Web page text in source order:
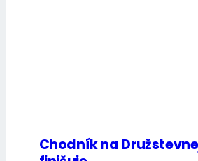
Chodník na